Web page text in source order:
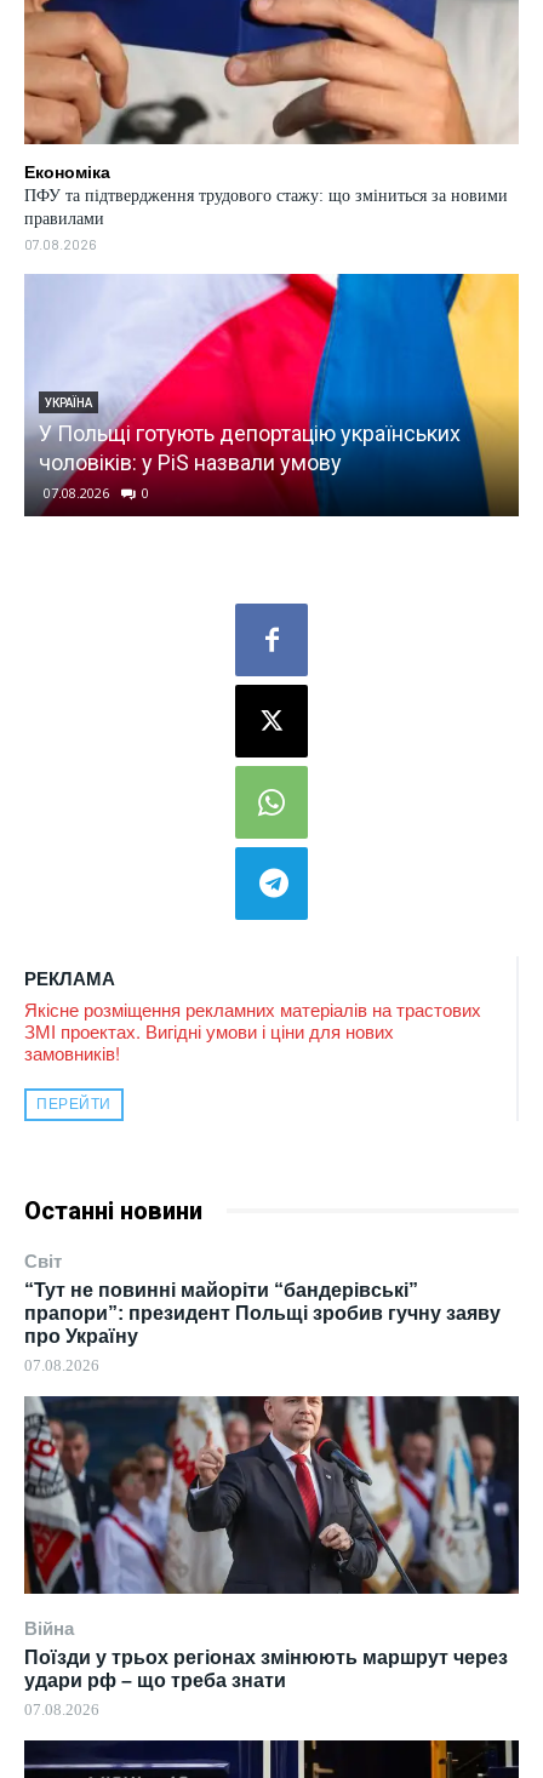
РЕКЛАМА
Якісне розміщення рекламних матеріалів на трастових
ЗМІ проектах. Вигідні умови і ціни для нових
замовників!
ПЕРЕЙТИ
Останні новини
Світ
“Тут не повинні майоріти “бандерівські”
прапори”: президент Польщі зробив гучну заяву
про Україну
07.08.2026
Війна
Поїзди у трьох регіонах змінюють маршрут через
удари рф – що треба знати
07.08.2026
Економіка
ПФУ та підтвердження трудового стажу: що зміниться за новими
правилами
07.08.2026
УКРАЇНА
У Польщі готують депортацію українських
чоловіків: у PiS назвали умову
07.08.2026 0